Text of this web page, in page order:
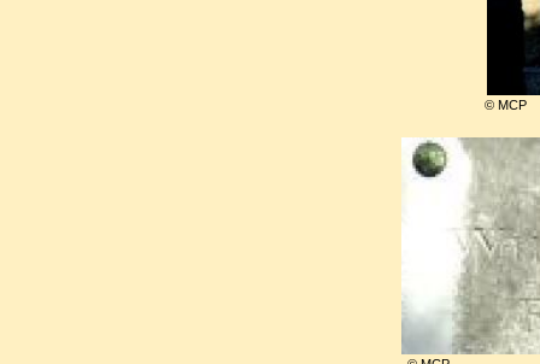
Il fut toujours digne d'un
© MCP